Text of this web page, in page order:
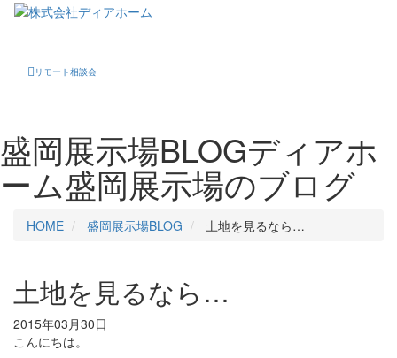
リモート相談会
盛岡展示場BLOGディアホ
ーム盛岡展示場のブログ
HOME 盛岡展示場BLOG 土地を見るなら…
土地を見るなら…
2015年03月30日
こんにちは。